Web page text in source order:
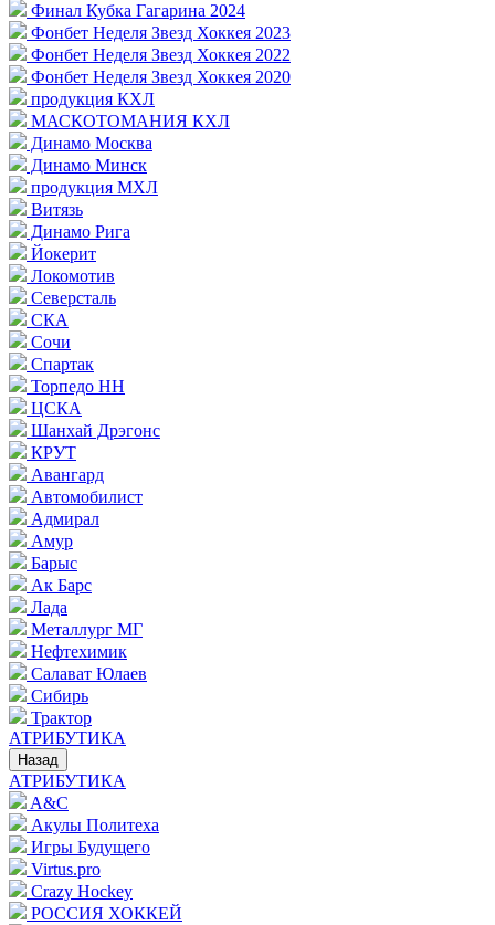
Финал Кубка Гагарина 2024
Фонбет Неделя Звезд Хоккея 2023
Фонбет Неделя Звезд Хоккея 2022
Фонбет Неделя Звезд Хоккея 2020
продукция КХЛ
МАСКОТОМАНИЯ КХЛ
Динамо Москва
Динамо Минск
продукция МХЛ
Витязь
Динамо Рига
Йокерит
Локомотив
Северсталь
СКА
Сочи
Спартак
Торпедо НН
ЦСКА
Шанхай Дрэгонс
КРУТ
Авангард
Автомобилист
Адмирал
Амур
Барыс
Ак Барс
Лада
Металлург МГ
Нефтехимик
Салават Юлаев
Сибирь
Трактор
АТРИБУТИКА
Назад
АТРИБУТИКА
A&C
Акулы Политеха
Игры Будущего
Virtus.pro
Crazy Hockey
РОССИЯ ХОККЕЙ